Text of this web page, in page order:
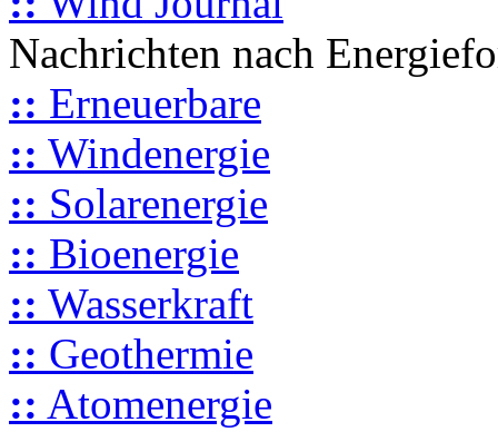
Nachrichten nach
:: Erneuerbare
:: Windenergie
:: Solarenergie
:: Bioenergie
:: Wasserkraft
:: Geothermie
:: Atomenergie